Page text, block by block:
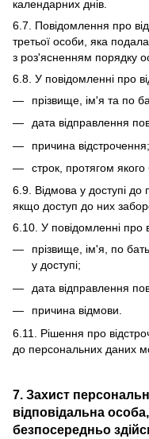
календарних днів.
6.7. Повідомлення про
третьої особи, яка
з роз'ясненням порядку
6.8. У повідомленні про
прізвище, ім'я та по
дата відправлення
причина відстрочення;
строк, протягом
6.9. Відмова у доступі до
якщо доступ до них
6.10. У повідомленні про
прізвище, ім'я, по
у доступі;
дата відправлення
причина відмови.
6.11. Рішення про
до персональних даних
7. Захист
відповідальна
безпосередньо